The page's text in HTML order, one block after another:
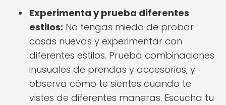
Experimenta y prueba diferentes
estilos: No tengas miedo de probar
cosas nuevas y experimentar con
diferentes estilos. Prueba combinaciones
inusuales de prendas y accesorios, y
observa cómo te sientes cuando te
vistes de diferentes maneras. Escucha tu